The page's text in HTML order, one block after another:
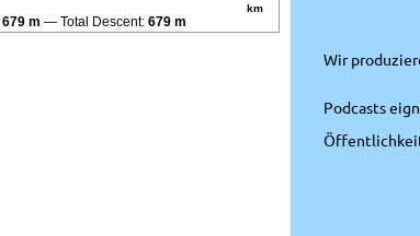
km
679 m Total Descent: 679 m
Wir
Podcasts